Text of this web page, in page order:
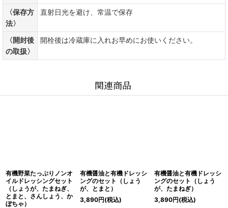
〈保存方
法〉
直射日光を避け、常温で保存
〈開封後
の取扱〉
開栓後は冷蔵庫に入れお早めにお使いください。
関連商品
有機野菜たっぷりノンオ
イルドレッシングセット
（しょうが、たまねぎ、
とまと、さんしょう、か
ぼちゃ）
有機醤油と有機ドレッシ
ングのセット（しょう
が、とまと）
3,890円(税込)
有機醤油と有機ドレッシ
ングのセット（しょう
が、たまねぎ）
3,890円(税込)